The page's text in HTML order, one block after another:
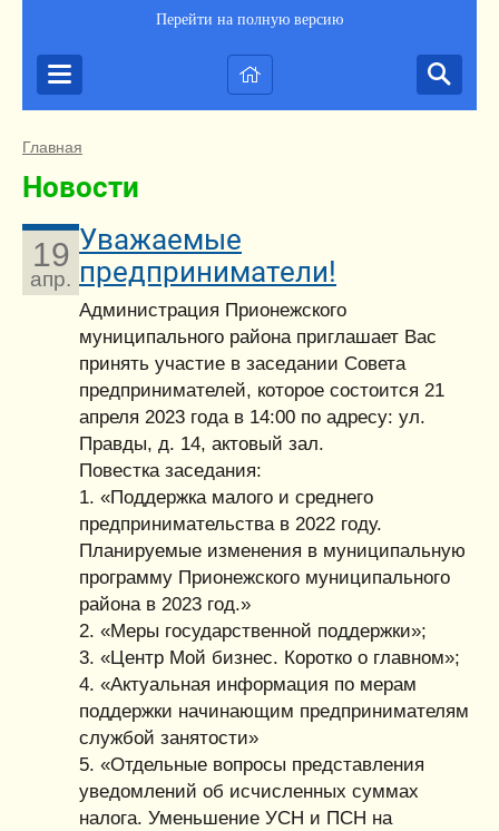
Перейти на полную версию
Главная
Новости
19
апр.
Уважаемые
предприниматели!
Администрация Прионежского
муниципального района приглашает Вас
принять участие в заседании Совета
предпринимателей, которое состоится 21
апреля 2023 года в 14:00 по адресу: ул.
Правды, д. 14, актовый зал.
Повестка заседания:
1. «Поддержка малого и среднего
предпринимательства в 2022 году.
Планируемые изменения в муниципальную
программу Прионежского муниципального
района в 2023 год.»
2. «Меры государственной поддержки»;
3. «Центр Мой бизнес. Коротко о главном»;
4. «Актуальная информация по мерам
поддержки начинающим предпринимателям
службой занятости»
5. «Отдельные вопросы представления
уведомлений об исчисленных суммах
налога. Уменьшение УСН и ПСН на